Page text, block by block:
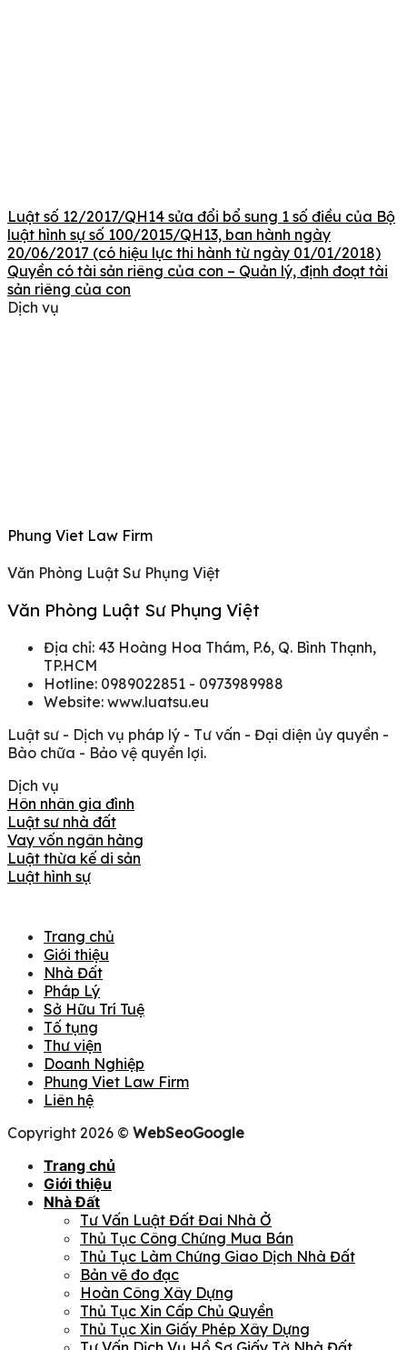
Luật số 12/2017/QH14 sửa đổi bổ sung 1 số điều của Bộ
luật hình sự số 100/2015/QH13, ban hành ngày
20/06/2017 (có hiệu lực thi hành từ ngày 01/01/2018)
Quyền có tài sản riêng của con – Quản lý, định đoạt tài
sản riêng của con
Dịch vụ
Phung Viet Law Firm
Văn Phòng Luật Sư Phụng Việt
Văn Phòng Luật Sư Phụng Việt
Địa chỉ: 43 Hoàng Hoa Thám, P.6, Q. Bình Thạnh,
TP.HCM
Hotline: 0989022851 - 0973989988
Website: www.luatsu.eu
Luật sư - Dịch vụ pháp lý - Tư vấn - Đại diện ủy quyền -
Bào chữa - Bảo vệ quyền lợi.
Dịch vụ
Hôn nhân gia đình
Luật sư nhà đất
Vay vốn ngân hàng
Luật thừa kế di sản
Luật hình sự
Trang chủ
Giới thiệu
Nhà Đất
Pháp Lý
Sở Hữu Trí Tuệ
Tố tụng
Thư viện
Doanh Nghiệp
Phung Viet Law Firm
Liên hệ
Copyright 2026 © WebSeoGoogle
Trang chủ
Giới thiệu
Nhà Đất
Tư Vấn Luật Đất Đai Nhà Ở
Thủ Tục Công Chứng Mua Bán
Thủ Tục Làm Chứng Giao Dịch Nhà Đất
Bản vẽ đo đạc
Hoàn Công Xây Dựng
Thủ Tục Xin Cấp Chủ Quyền
Thủ Tục Xin Giấy Phép Xây Dựng